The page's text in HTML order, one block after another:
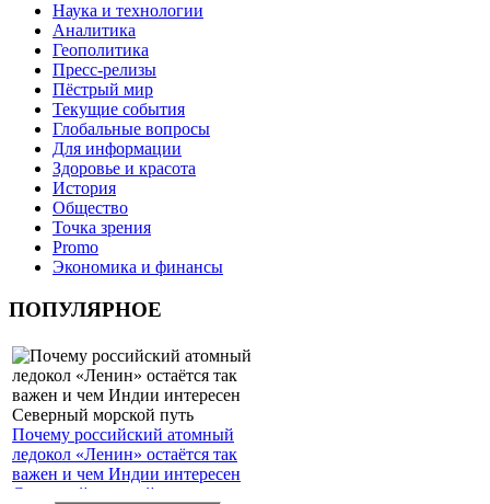
Наука и технологии
Аналитика
Геополитика
Пресс-релизы
Пёстрый мир
Текущие события
Глобальные вопросы
Для информации
Здоровье и красота
История
Общество
Точка зрения
Promo
Экономика и финансы
ПОПУЛЯРНОЕ
Почему российский атомный
ледокол «Ленин» остаётся так
важен и чем Индии интересен
Северный морской путь